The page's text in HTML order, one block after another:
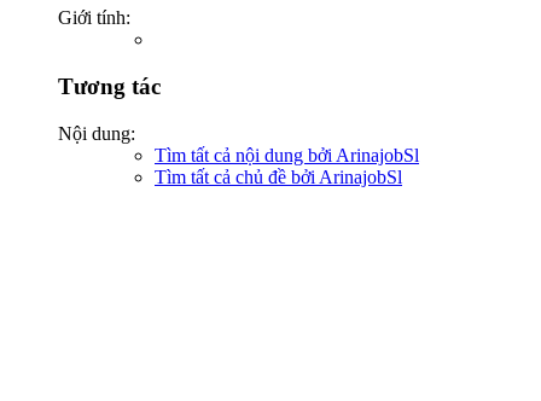
Giới tính:
Tương tác
Nội dung:
Tìm tất cả nội dung bởi ArinajobSl
Tìm tất cả chủ đề bởi ArinajobSl